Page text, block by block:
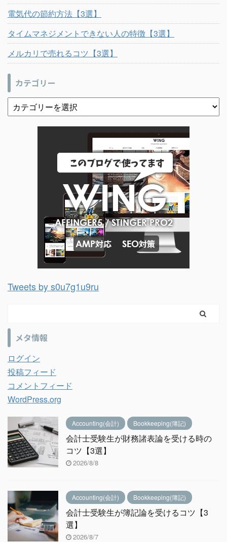
電気代の節約方法【3選】
タイムマネジメントできない人の特徴【3選】
メルカリで売れるコツ【3選】
カテゴリー
Tweets by s0u7g1u9ru
メタ情報
ログイン
投稿フィード
コメントフィード
WordPress.org
Accounting(会計) Bookkeeping(簿記)
会計士受験生が財務諸表論を受ける時の
コツ【3選】
2026/8/8
Accounting(会計) Bookkeeping(簿記)
会計士受験生が簿記論を受けるコツ【3
選】
2026/8/7